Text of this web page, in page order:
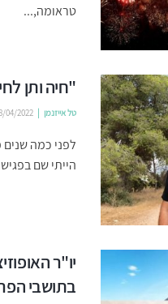
טראומה,...
"חיה ותן
טל אייזנמן 04/2022
לפני כמה
הייתי שם
יו"ר
בתושבי